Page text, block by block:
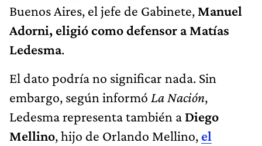
Buenos Aires, el jefe de Gabinete, Manuel
Adorni, eligió como defensor a Matías
Ledesma.
El dato podría no significar nada. Sin
embargo, según informó La Nación,
Ledesma representa también a Diego
Mellino, hijo de Orlando Mellino, el